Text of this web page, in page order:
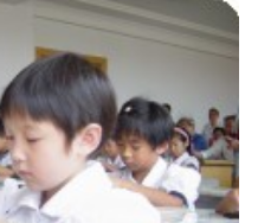
需求是不盡相同，只是適宜